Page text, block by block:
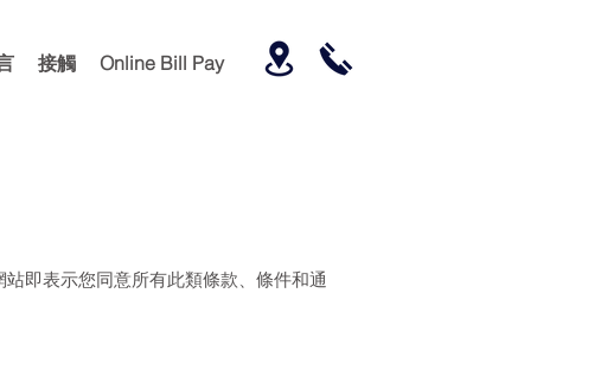
接觸 Online Bill Pay
即表示您同意所有此類條款、條件和通